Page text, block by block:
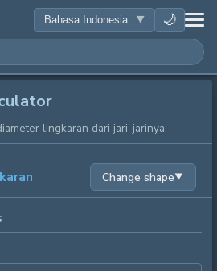
🌙
lingkaran dari jari-jarinya.
Change shape▼